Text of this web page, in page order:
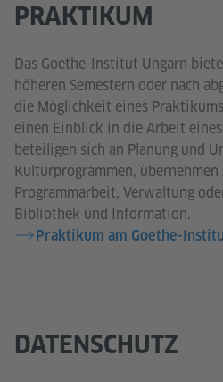
PRAKTIKUM
Das Goethe-Institut Ungarn
höheren Semestern oder nach
die Möglichkeit eines
einen Einblick in die Arbeit
beteiligen sich an Planung und
Kulturprogrammen,
Programmarbeit, Verwaltung
Bibliothek und Information.
Praktikum am Goethe-
DATENSCHUTZ